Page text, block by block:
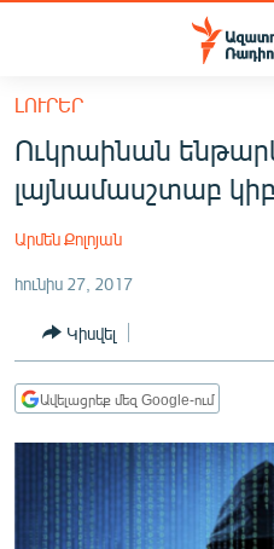
Մատչելիության
հիմնական
բովանդակությանը
Անցնել
հիմնական
մենյուին
ՀԱՅԱՍՏԱՆ
ՔԱՂԱՔԱԿԱՆ
ԸՆՏՐՈՒԹՅՈՒՆՆԵՐ 2026
ԻՐԱՎՈՒՆՔ
ՀԱՍԱՐԱԿՈՒԹՅՈՒՆ
ՏՆՏԵՍՈՒԹՅՈՒՆ
ՊԱՏԵՐԱԶՄԻ 6
ՏԱՐԱԾԱՇՐՋԱՆ
ԼՈՒՐԵՐ
Ուկրաինան
լայնամասշտաբ
Արմեն Քոլոյան
հունիս 27, 2017
Կիսվել
Ավելացրեք մեզ Google-ում